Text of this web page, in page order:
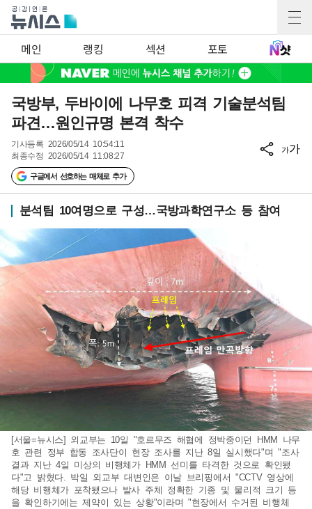
메인 랭킹 섹션 포토
국방부, 두바이에 나무호 피격 기술분석팀
파견…원인규명 본격 착수
기사등록 2026/05/14 10:54:11
최종수정 2026/05/14 11:08:27
구글에서 선호하는 매체로 추가
가가
분석팀 10여명으로 구성…국방과학연구소 등 참여
[서울=뉴시스] 외교부는 10일 "호르무즈 해협에 정박중이던 HMM 나무
호 관련 정부 합동 조사단이 현장 조사를 지난 8일 실시했다"며 "조사
결과 지난 4일 미상의 비행체가 HMM 선미를 타격한 것으로 확인됐
다"고 밝혔다. 박일 외교부 대변인은 이날 브리핑에서 "CCTV 영상에
해당 비행체가 포착됐으나 발사 주체 정확한 기종 및 물리적 크기 등
을 확인하기에는 제약이 있는 상황"이라며 "현장에서 수거된 비행체